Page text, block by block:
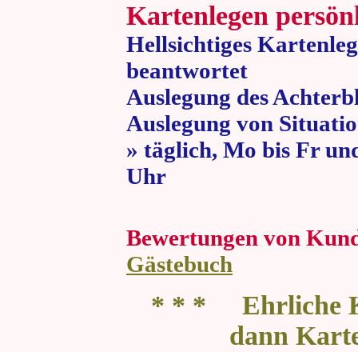
Kartenlegen
Hellsichtiges
beantwortet
Auslegung des
Auslegung von
» täglich, Mo bis Fr
Uhr » 80
Bewertungen von
Gästebuch
* * * Ehrliche
dann